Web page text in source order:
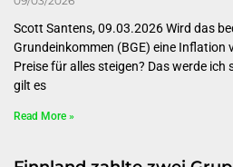
Scott Santens, 09.03.2026 Wird das
Grundeinkommen (BGE) eine Inflation
Preise für alles steigen? Das werde
gilt es
Read More »